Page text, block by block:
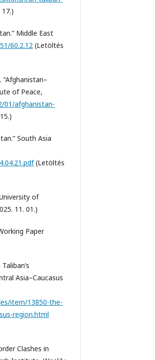
Middle East
60.2.12 (Letöltés
“Afghanistan–
of Peace,
01/afghanistan-
South Asia
(Letöltés
of
11. 01.)
Paper
Asia–Caucasus
item/13850-the-
region.html
Clashes in